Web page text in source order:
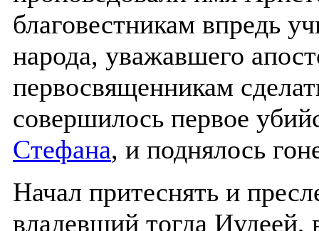
благовестникам впредь
народа, уважавшего
первосвященникам
совершилось первое
Стефана, и поднялось
Начал притеснять и
владевший тогда Иудеей,